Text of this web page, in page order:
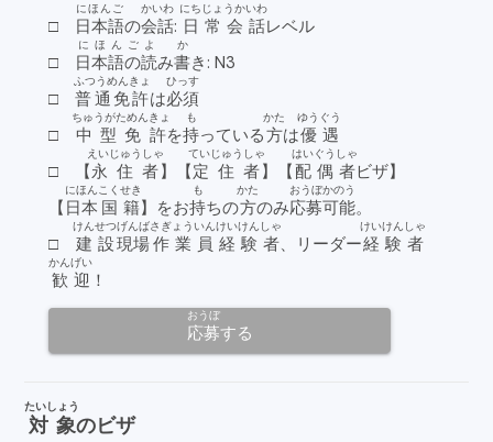
□ 日本語
にほんご
の会話
かいわ
: 日常会話
にちじょうかいわ
レベル
□ 日本語の
にほんご
読
よ
み書
か
き: N3
□普通免許
ふつうめんきょ
は必須
ひっす
□ 中型免許
ちゅうがためんきょ
を持
も
っている方
かた
は優遇
ゆうぐう
□ 【永住者
えいじゅうしゃ
】【定住者
ていじゅうしゃ
】【配偶者
はいぐうしゃ
ビザ】
【 日本
にほん
国籍
こくせき
】をお持
も
ちの方
かた
のみ応募
おうぼ
可能
かのう
。
□ 建設
けんせつ
現場
げんば
作業
さぎょう
員
いん
経験者
けいけんしゃ
、リーダー経験者
けいけんしゃ
歓迎
かんげい
！
応募
おうぼ
する
対象
たいしょう
のビザ